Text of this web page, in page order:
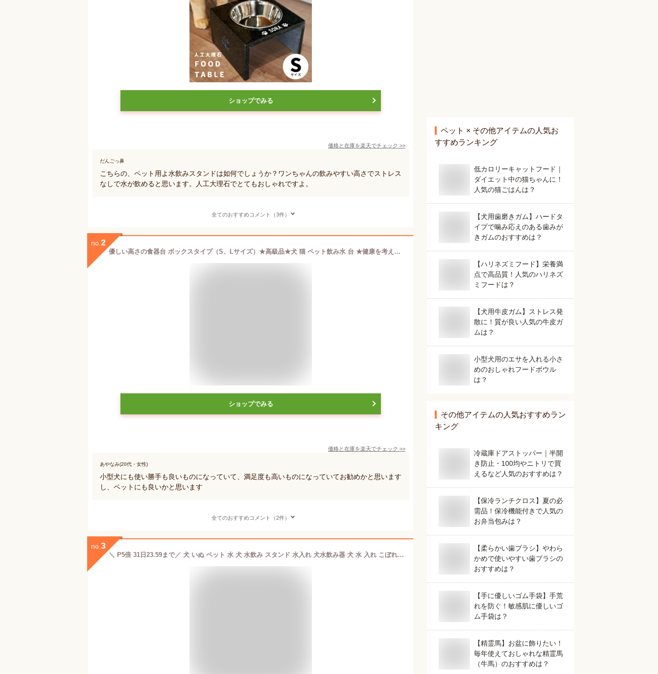
ショップでみる
価格と在庫を楽天でチェック >>
だんごっ鼻
こちらの、ペット用よ水飲みスタンドは如何でしょうか？ワンちゃんの飲みやすい高さでストレス
なしで水が飲めると思います。人工大理石でとてもおしゃれですよ。
全てのおすすめコメント（3件）
no. 2
優しい高さの食器台 ボックスタイプ（S、Lサイズ）★高級品★犬 猫 ペット飲み水 台 ★健康を考えたデザイン★ 食器台 おしゃれ スタンド 小型犬 木製 食器スタンド ご飯 餌 エサ 水入れ 老犬 老猫 シニア 高齢
ショップでみる
価格と在庫を楽天でチェック >>
あやなみ(20代・女性)
小型犬にも使い勝手も良いものになっていて、満足度も高いものになっていてお勧めかと思います
し、ペットにも良いかと思います
全てのおすすめコメント（2件）
no. 3
＼ P5倍 31日23.59まで／ 犬 いぬ ペット 水 犬 水飲み スタンド 水入れ 犬水飲み器 犬 水 入れ こぼれ ない ひっくり返す みず 台 ボウル 器 皿 足つき 陶器 容器 こぼれ ない 水 を よく 飲む 器 ホルダー お皿 水皿 水台 だい さら うつわ ウォーター ボウル
ペット × その他アイテムの人気お
すすめランキング
低カロリーキャットフード｜
ダイエット中の猫ちゃんに！
人気の猫ごはんは？
【犬用歯磨きガム】ハードタ
イプで噛み応えのある歯みが
きガムのおすすめは？
【ハリネズミフード】栄養満
点で高品質！人気のハリネズ
ミフードは？
【犬用牛皮ガム】ストレス発
散に！質が良い人気の牛皮ガ
ムは？
小型犬用のエサを入れる小さ
めのおしゃれフードボウル
は？
その他アイテムの人気おすすめラン
キング
冷蔵庫ドアストッパー｜半開
き防止・100均やニトリで買
えるなど人気のおすすめは？
【保冷ランチクロス】夏の必
需品！保冷機能付きで人気の
お弁当包みは？
【柔らかい歯ブラシ】やわら
かめで使いやすい歯ブラシの
おすすめは？
【手に優しいゴム手袋】手荒
れを防ぐ！敏感肌に優しいゴ
ム手袋は？
【精霊馬】お盆に飾りたい！
毎年使えておしゃれな精霊馬
（牛馬）のおすすめは？